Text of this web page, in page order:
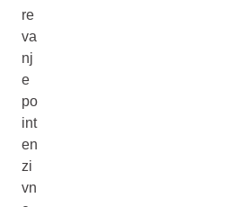
re
va
nj
e
po
int
en
zi
vn